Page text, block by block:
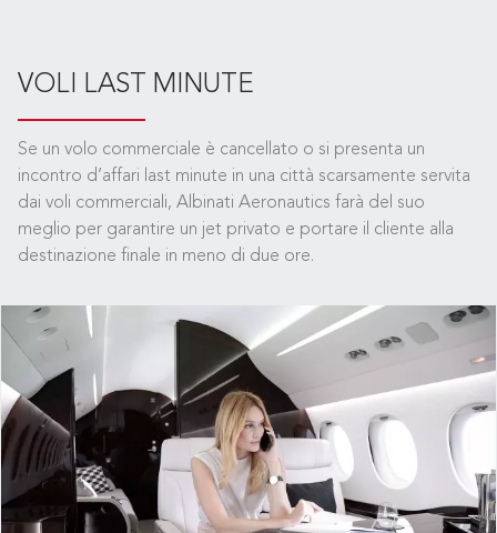
VOLI LAST MINUTE
Se un volo commerciale è cancellato o si presenta un
incontro d’affari last minute in una città scarsamente servita
dai voli commerciali, Albinati Aeronautics farà del suo
meglio per garantire un jet privato e portare il cliente alla
destinazione finale in meno di due ore.